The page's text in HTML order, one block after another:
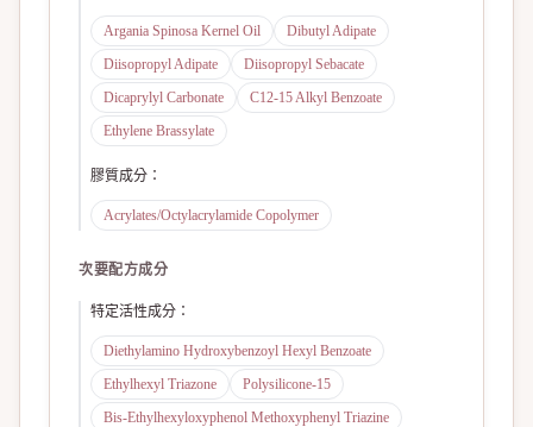
Argania Spinosa Kernel Oil
Dibutyl Adipate
Diisopropyl Adipate
Diisopropyl Sebacate
Dicaprylyl Carbonate
C12-15 Alkyl Benzoate
Ethylene Brassylate
膠質成分 ：
Acrylates/Octylacrylamide Copolymer
次要配方成分
特定活性成分 ：
Diethylamino Hydroxybenzoyl Hexyl Benzoate
Ethylhexyl Triazone
Polysilicone-15
Bis-Ethylhexyloxyphenol Methoxyphenyl Triazine